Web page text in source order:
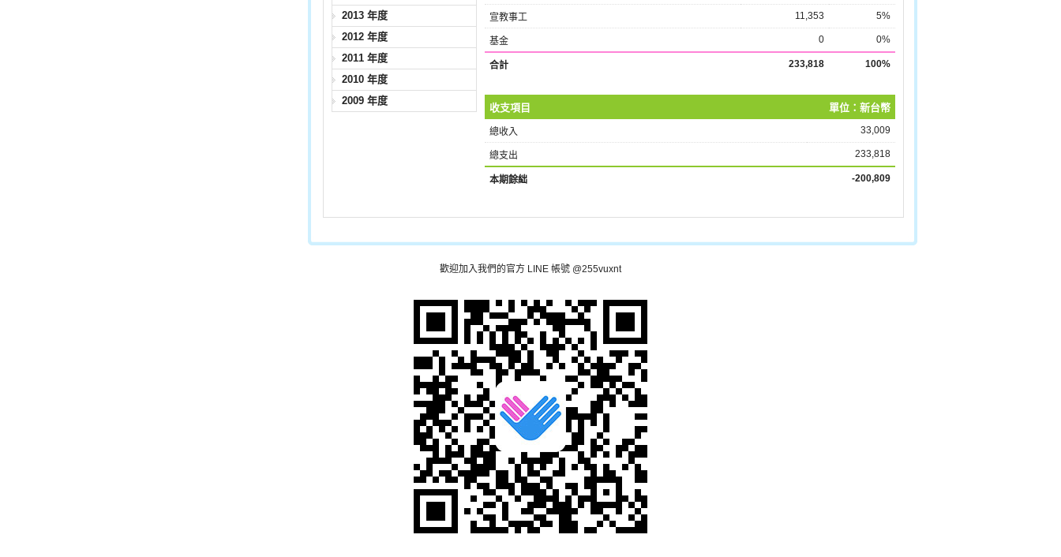
2013 年度
2012 年度
2011 年度
2010 年度
2009 年度
宣教事工 11,353 5%
基金 0 0%
合計 233,818 100%
收支項目 單位：新台幣
總收入 33,009
總支出 233,818
本期餘絀 -200,809
歡迎加入我們的官方 LINE 帳號 @255vuxnt